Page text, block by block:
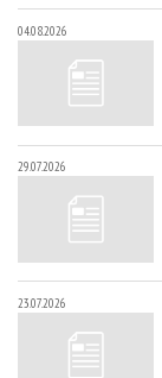
04.08.2026
29.07.2026
23.07.2026